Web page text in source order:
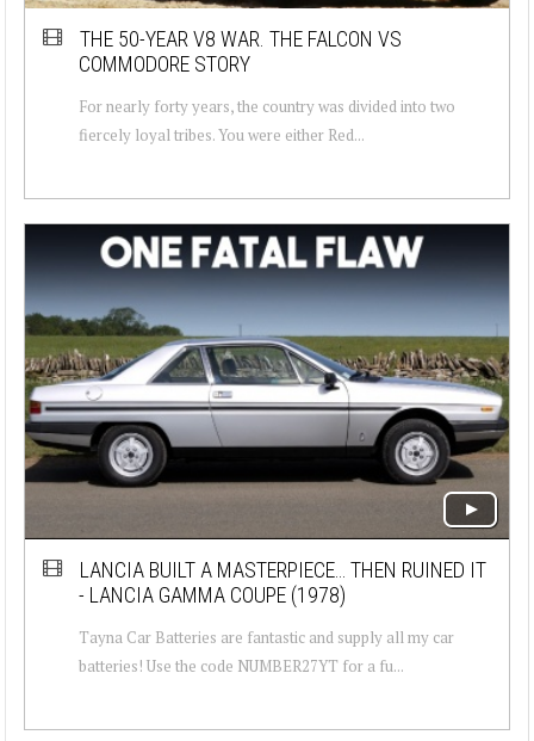
THE 50-YEAR V8 WAR. THE FALCON VS
COMMODORE STORY
For nearly forty years, the country was divided into two
fiercely loyal tribes. You were either Red...
LANCIA BUILT A MASTERPIECE… THEN RUINED IT
- LANCIA GAMMA COUPE (1978)
Tayna Car Batteries are fantastic and supply all my car
batteries! Use the code NUMBER27YT for a fu...